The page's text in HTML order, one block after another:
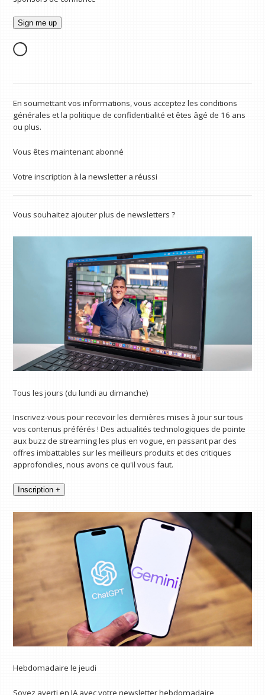
En soumettant vos informations, vous acceptez les conditions
générales et la politique de confidentialité et êtes âgé de 16 ans
ou plus.
Vous êtes maintenant abonné
Votre inscription à la newsletter a réussi
Vous souhaitez ajouter plus de newsletters ?
Tous les jours (du lundi au dimanche)
Inscrivez-vous pour recevoir les dernières mises à jour sur tous
vos contenus préférés ! Des actualités technologiques de pointe
aux buzz de streaming les plus en vogue, en passant par des
offres imbattables sur les meilleurs produits et des critiques
approfondies, nous avons ce qu'il vous faut.
Inscription +
Hebdomadaire le jeudi
Soyez averti en IA avec votre newsletter hebdomadaire